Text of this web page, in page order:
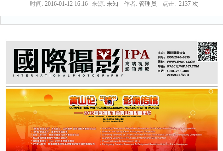
时间: 2016-01-12 16:16 来源: 未知 作者: 管理员 点击: 2137 次